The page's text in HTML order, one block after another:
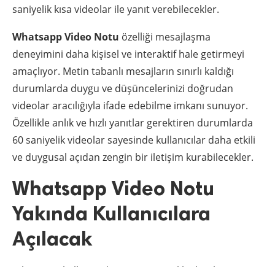
saniyelik kısa videolar ile yanıt verebilecekler.
WhatsappVideo Notu özelliği mesajlaşma
deneyimini daha kişisel ve interaktif hale getirmeyi
amaçlıyor. Metin tabanlı mesajların sınırlı kaldığı
durumlarda duygu ve düşüncelerinizi doğrudan
videolar aracılığıyla ifade edebilme imkanı sunuyor.
Özellikle anlık ve hızlı yanıtlar gerektiren durumlarda
60 saniyelik videolar sayesinde kullanıcılar daha etkili
ve duygusal açıdan zengin bir iletişim kurabilecekler.
Whatsapp Video Notu
Yakında Kullanıcılara
Açılacak